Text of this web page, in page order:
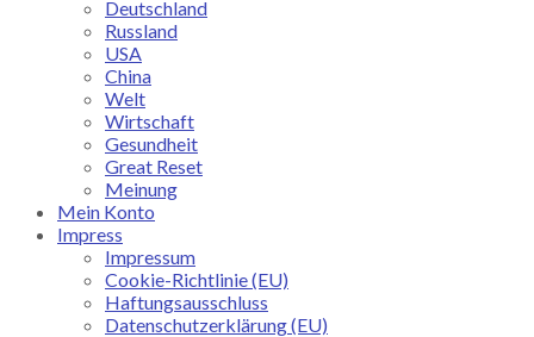
Deutschland
Russland
USA
China
Welt
Wirtschaft
Gesundheit
Great Reset
Meinung
Mein Konto
Impress
Impressum
Cookie-Richtlinie (EU)
Haftungsausschluss
Datenschutzerklärung (EU)